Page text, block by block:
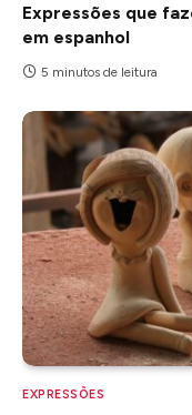
Expressões que
em espanhol
5 minutos de leitura
EXPRESSÕES